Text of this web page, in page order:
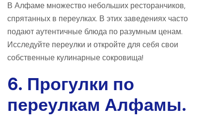
В Алфаме множество небольших ресторанчиков,
спрятанных в переулках. В этих заведениях часто
подают аутентичные блюда по разумным ценам.
Исследуйте переулки и откройте для себя свои
собственные кулинарные сокровища!
6. Прогулки по
переулкам Алфамы.